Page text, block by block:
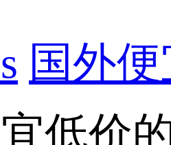
国外
价的